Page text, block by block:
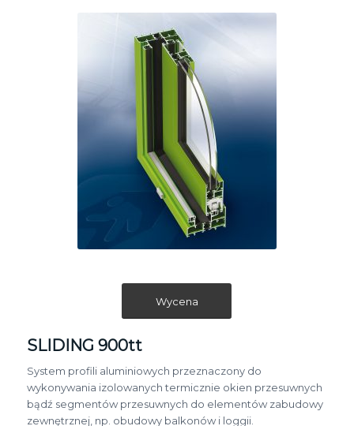
Wycena
SLIDING 900tt
System profili aluminiowych przeznaczony do
wykonywania izolowanych termicznie okien przesuwnych
bądź segmentów przesuwnych do elementów zabudowy
zewnętrznej, np. obudowy balkonów i loggii.